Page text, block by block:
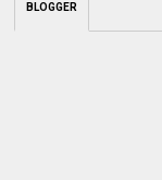
BLOGGER